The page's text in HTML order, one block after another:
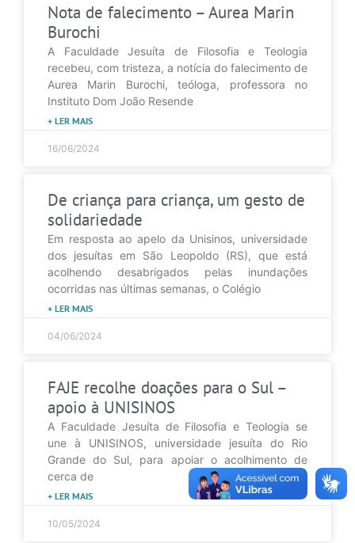
Nota de falecimento – Aurea Marin
Burochi
A Faculdade Jesuíta de Filosofia e Teologia
recebeu, com tristeza, a notícia do falecimento de
Aurea Marin Burochi, teóloga, professora no
Instituto Dom João Resende
+ LER MAIS
16/06/2024
De criança para criança, um gesto de
solidariedade
Em resposta ao apelo da Unisinos, universidade
dos jesuítas em São Leopoldo (RS), que está
acolhendo desabrigados pelas inundações
ocorridas nas últimas semanas, o Colégio
+ LER MAIS
04/06/2024
FAJE recolhe doações para o Sul –
apoio à UNISINOS
A Faculdade Jesuíta de Filosofia e Teologia se
une à UNISINOS, universidade jesuíta do Rio
Grande do Sul, para apoiar o acolhimento de
cerca de
+ LER MAIS
10/05/2024